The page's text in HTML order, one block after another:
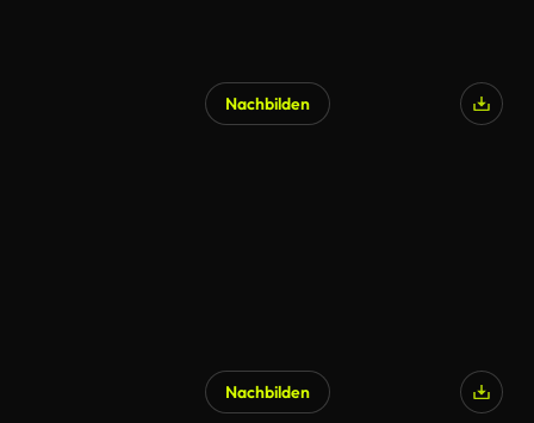
Nachbilden
Nachbilden